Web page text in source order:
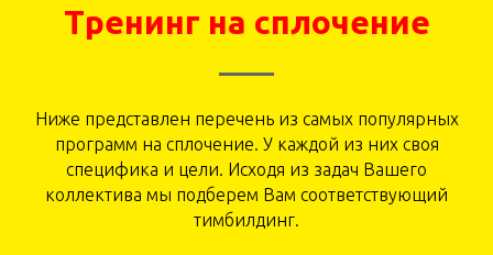
Тренинг на сплочение
Ниже представлен перечень из самых популярных
программ на сплочение. У каждой из них своя
специфика и цели. Исходя из задач Вашего
коллектива мы подберем Вам соответствующий
тимбилдинг.